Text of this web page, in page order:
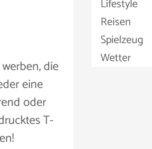
die
eine
oder
T-
Lifestyle
Reisen
Spielzeug
Wetter